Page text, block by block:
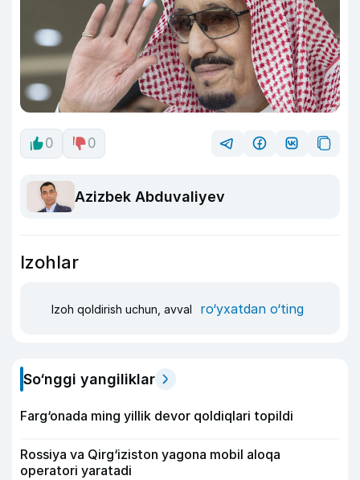
0 0
Azizbek Abduvaliyev
Izohlar
Izoh qoldirish uchun, avval ro‘yxatdan o‘ting
So‘nggi yangiliklar
Farg‘onada ming yillik devor qoldiqlari topildi
Rossiya va Qirg‘iziston yagona mobil aloqa
operatori yaratadi